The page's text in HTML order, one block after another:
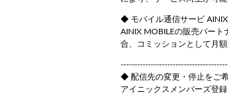
◆ モバイル通信サービ
AINIX MOBILEの販売パート
合、コミッションとして月
◆ 配信先の変更・停止をご
アイニックスメンバーズ登